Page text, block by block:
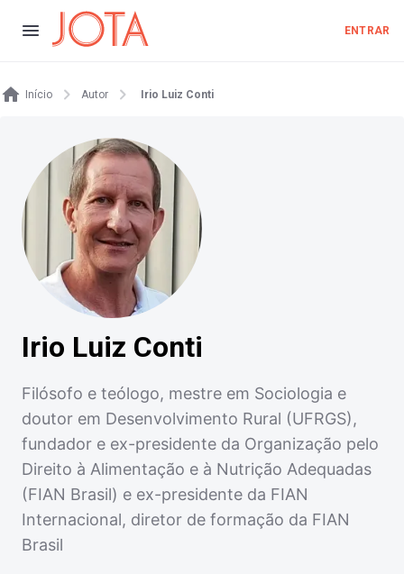
ENTRAR
Início Autor Irio Luiz Conti
Irio Luiz Conti
Filósofo e teólogo, mestre em Sociologia e
doutor em Desenvolvimento Rural (UFRGS),
fundador e ex-presidente da Organização pelo
Direito à Alimentação e à Nutrição Adequadas
(FIAN Brasil) e ex-presidente da FIAN
Internacional, diretor de formação da FIAN
Brasil